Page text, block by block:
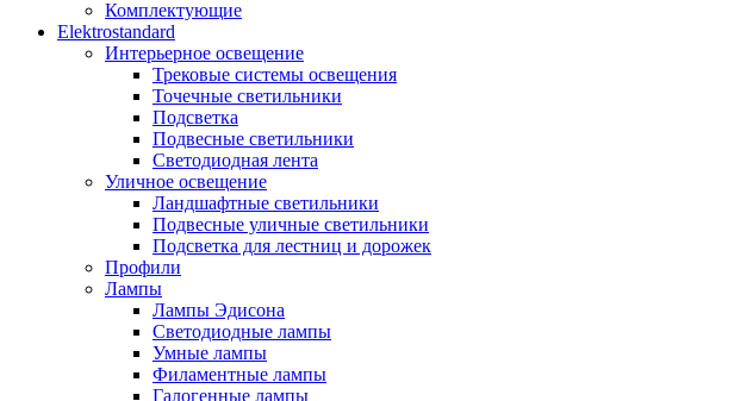
Комплектующие
Elektrostandard
Интерьерное освещение
Трековые системы освещения
Точечные светильники
Подсветка
Подвесные светильники
Светодиодная лента
Уличное освещение
Ландшафтные светильники
Подвесные уличные светильники
Подсветка для лестниц и дорожек
Профили
Лампы
Лампы Эдисона
Светодиодные лампы
Умные лампы
Филаментные лампы
Галогенные лампы